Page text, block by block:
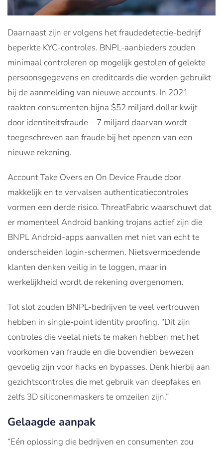
Daarnaast zijn er volgens het fraudedetectie-bedrijf
beperkte KYC-controles. BNPL-aanbieders zouden
minimaal controleren op mogelijk gestolen of gelekte
persoonsgegevens en creditcards die worden gebruikt
bij de aanmelding van nieuwe accounts. In 2021
raakten consumenten bijna $52 miljard dollar kwijt
door identiteitsfraude – 7 miljard daarvan wordt
toegeschreven aan fraude bij het openen van een
nieuwe rekening.
Account Take Overs en On Device Fraude door
makkelijk en te vervalsen authenticatiecontroles
vormen een derde risico. ThreatFabric waarschuwt dat
er momenteel Android banking trojans actief zijn die
BNPL Android-apps aanvallen met niet van echt te
onderscheiden login-schermen. Nietsvermoedende
klanten denken veilig in te loggen, maar in
werkelijkheid wordt de rekening overgenomen.
Tot slot zouden BNPL-bedrijven te veel vertrouwen
hebben in single-point identity proofing. “Dit zijn
controles die veelal niets te maken hebben met het
voorkomen van fraude en die bovendien bewezen
gevoelig zijn voor hacks en bypasses. Denk hierbij aan
gezichtscontroles die met gebruik van deepfakes en
zelfs 3D siliconenmaskers te omzeilen zijn.”
Gelaagde aanpak
“Eén oplossing die bedrijven en consumenten zou